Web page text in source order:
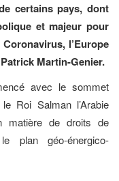
certains pays, dont
et majeur pour
l’Europe
Martin-Genier.
avec le sommet
Roi Salman l’Arabie
matière de droits de
plan géo-énergico-